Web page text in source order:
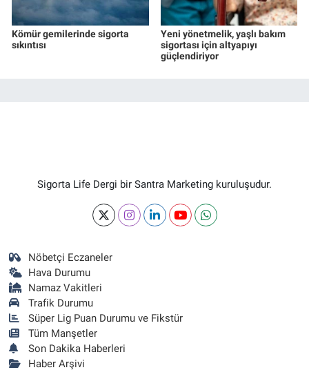
Kömür gemilerinde sigorta
sıkıntısı
Yeni yönetmelik, yaşlı bakım
sigortası için altyapıyı
güçlendiriyor
Sigorta Life Dergi bir Santra Marketing kuruluşudur.
Nöbetçi Eczaneler
Hava Durumu
Namaz Vakitleri
Trafik Durumu
Süper Lig Puan Durumu ve Fikstür
Tüm Manşetler
Son Dakika Haberleri
Haber Arşivi